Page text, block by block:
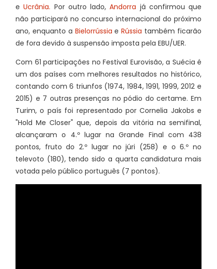
eUcrânia. Por outro lado,Andorra já confirmou que
não participará no concurso internacional do próximo
ano, enquanto a Bielorrússia eRússia também ficarão
de fora devido à suspensão imposta pela EBU/UER.
Com 61 participações no Festival Eurovisão, a Suécia é
um dos países com melhores resultados no histórico,
contando com 6 triunfos (1974, 1984, 1991, 1999, 2012 e
2015) e 7 outras presenças no pódio do certame. Em
Turim, o país foi representado por Cornelia Jakobs e
"Hold Me Closer" que, depois da vitória na semifinal,
alcançaram o 4.º lugar na Grande Final com 438
pontos, fruto do 2.º lugar no júri (258) e o 6.º no
televoto (180), tendo sido a quarta candidatura mais
votada pelo público português (7 pontos).